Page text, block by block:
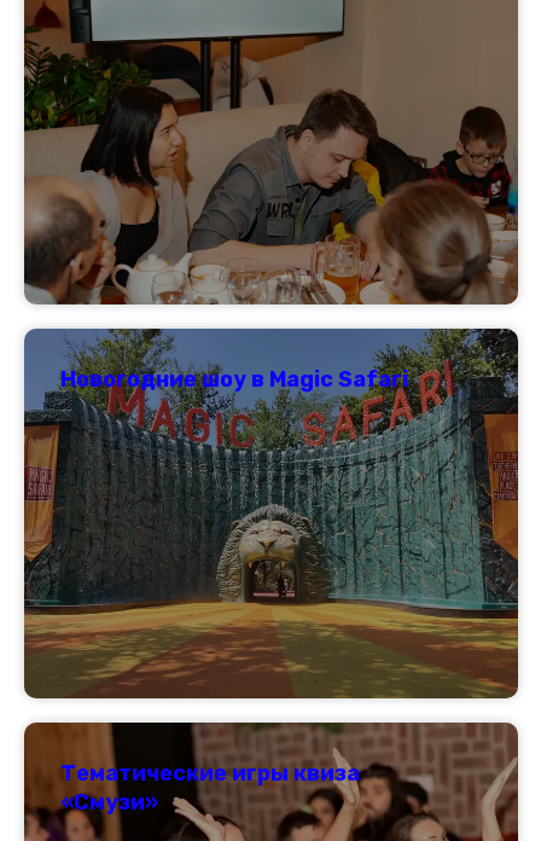
Новогодние шоу в Magic Safari
Тематические игры квиза
«Смузи»